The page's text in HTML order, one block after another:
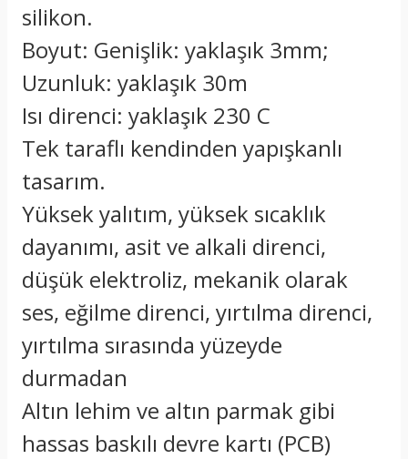
silikon.
Boyut: Genişlik: yaklaşık 3mm;
Uzunluk: yaklaşık 30m
Isı direnci: yaklaşık 230 C
Tek taraflı kendinden yapışkanlı
tasarım.
Yüksek yalıtım, yüksek sıcaklık
dayanımı, asit ve alkali direnci,
düşük elektroliz, mekanik olarak
ses, eğilme direnci, yırtılma direnci,
yırtılma sırasında yüzeyde
durmadan
Altın lehim ve altın parmak gibi
hassas baskılı devre kartı (PCB)